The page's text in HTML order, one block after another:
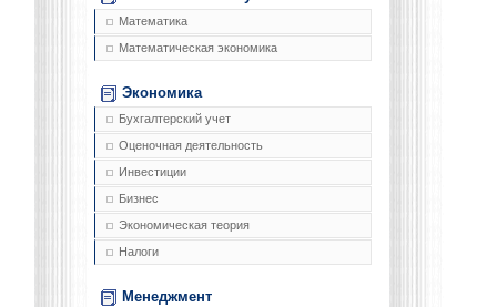
Математика
Математическая экономика
Экономика
Бухгалтерский учет
Оценочная деятельность
Инвестиции
Бизнес
Экономическая теория
Налоги
Менеджмент